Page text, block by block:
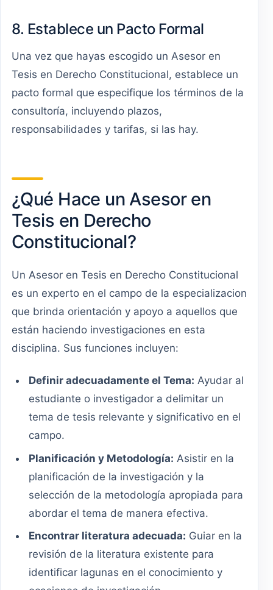
8. Establece un Pacto Formal
Una vez que hayas escogido un Asesor en
Tesis en Derecho Constitucional, establece un
pacto formal que especifique los términos de la
consultoría, incluyendo plazos,
responsabilidades y tarifas, si las hay.
¿Qué Hace un Asesor en
Tesis en Derecho
Constitucional?
Un Asesor en Tesis en Derecho Constitucional
es un experto en el campo de la especializacion
que brinda orientación y apoyo a aquellos que
están haciendo investigaciones en esta
disciplina. Sus funciones incluyen:
Definir adecuadamente el Tema: Ayudar al
estudiante o investigador a delimitar un
tema de tesis relevante y significativo en el
campo.
Planificación y Metodología: Asistir en la
planificación de la investigación y la
selección de la metodología apropiada para
abordar el tema de manera efectiva.
Encontrar literatura adecuada: Guiar en la
revisión de la literatura existente para
identificar lagunas en el conocimiento y